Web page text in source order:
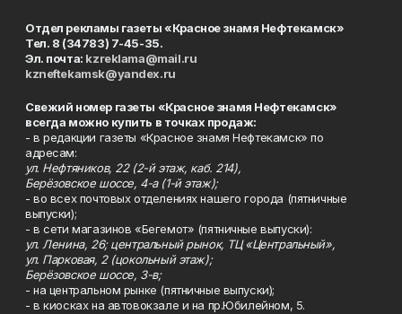
Отдел рекламы газеты «Красное знамя Нефтекамск»
Тел. 8 (34783) 7-45-35.
Эл. почта: kzreklama@mail.ru
kzneftekamsk@yandex.ru
Свежий номер газеты «Красное знамя Нефтекамск»
всегда можно купить в точках продаж:
- в редакции газеты «Красное знамя Нефтекамск» по
адресам:
ул. Нефтяников, 22 (2-й этаж, каб. 214),
Берёзовское шоссе, 4-а (1-й этаж);
- во всех почтовых отделениях нашего города (пятничные
выпуски);
- в сети магазинов «Бегемот» (пятничные выпуски):
ул. Ленина, 26; центральный рынок, ТЦ «Центральный»,
ул. Парковая, 2 (цокольный этаж);
Берёзовское шоссе, 3-в;
- на центральном рынке (пятничные выпуски);
- в киосках на автовокзале и на пр.Юбилейном, 5.